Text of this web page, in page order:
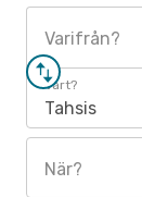
Varifrån?
Vart?
Tahsis
När?